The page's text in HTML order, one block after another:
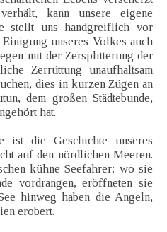
kann unsere eigene
stellt uns handgreiflich vor
unseres Volkes auch
mit der Zersplitterung der
Zerrüttung unaufhaltsam
dies in kurzen Zügen an
dem großen Städtebunde,
hat.
ist die Geschichte unseres
auf den nördlichen Meeren.
kühne Seefahrer: wo sie
vordrangen, eröffneten sie
hinweg haben die Angeln,
erobert.